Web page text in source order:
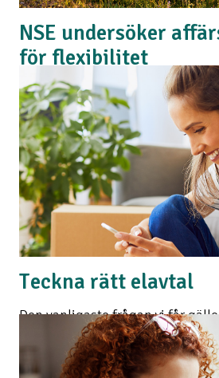
NSE undersöker
för flexibilitet
Tillsammans med de andra
Energi undersöker vi möjligheter
flexibilitet inom våra
Läs mer
Teckna rätt elavtal
Den vanligaste frågan vi får
elavtal att välja. Det är också en
kan svara på, men det finns
som kan hjälpa dig i beslutet.